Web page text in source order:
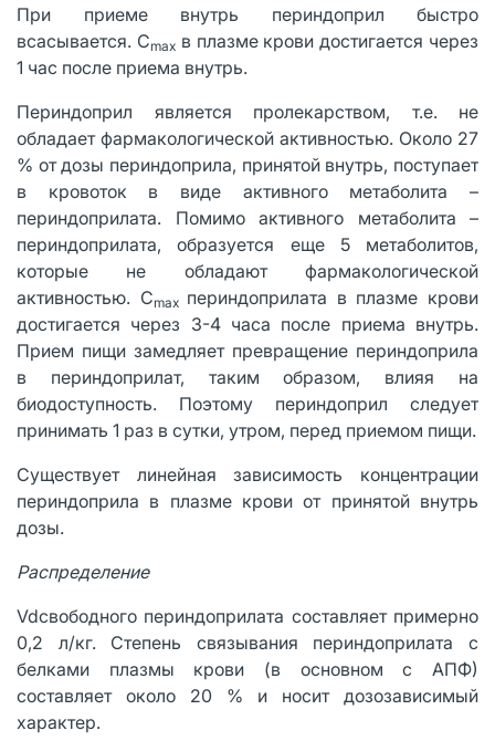
При приеме внутрь периндоприл быстро
всасывается. Cmaxв плазме крови достигается через
1 час после приема внутрь.
Периндоприл является пролекарством, т.е. не
обладает фармакологической активностью. Около 27
% от дозы периндоприла, принятой внутрь, поступает
в кровоток в виде активного метаболита –
периндоприлата. Помимо активного метаболита –
периндоприлата, образуется еще 5 метаболитов,
которые не обладают фармакологической
активностью. Cmax периндоприлата в плазме крови
достигается через 3-4 часа после приема внутрь.
Прием пищи замедляет превращение периндоприла
в периндоприлат, таким образом, влияя на
биодоступность. Поэтому периндоприл следует
принимать 1 раз в сутки, утром, перед приемом пищи.
Существует линейная зависимость концентрации
периндоприла в плазме крови от принятой внутрь
дозы.
Распределение
Vdсвободного периндоприлата составляет примерно
0,2 л/кг. Степень связывания периндоприлата с
белками плазмы крови (в основном с АПФ)
составляет около 20 % и носит дозозависимый
характер.